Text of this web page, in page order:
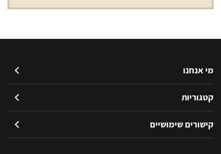
מי אנחנו
קטגוריות
קישורים שימושיים